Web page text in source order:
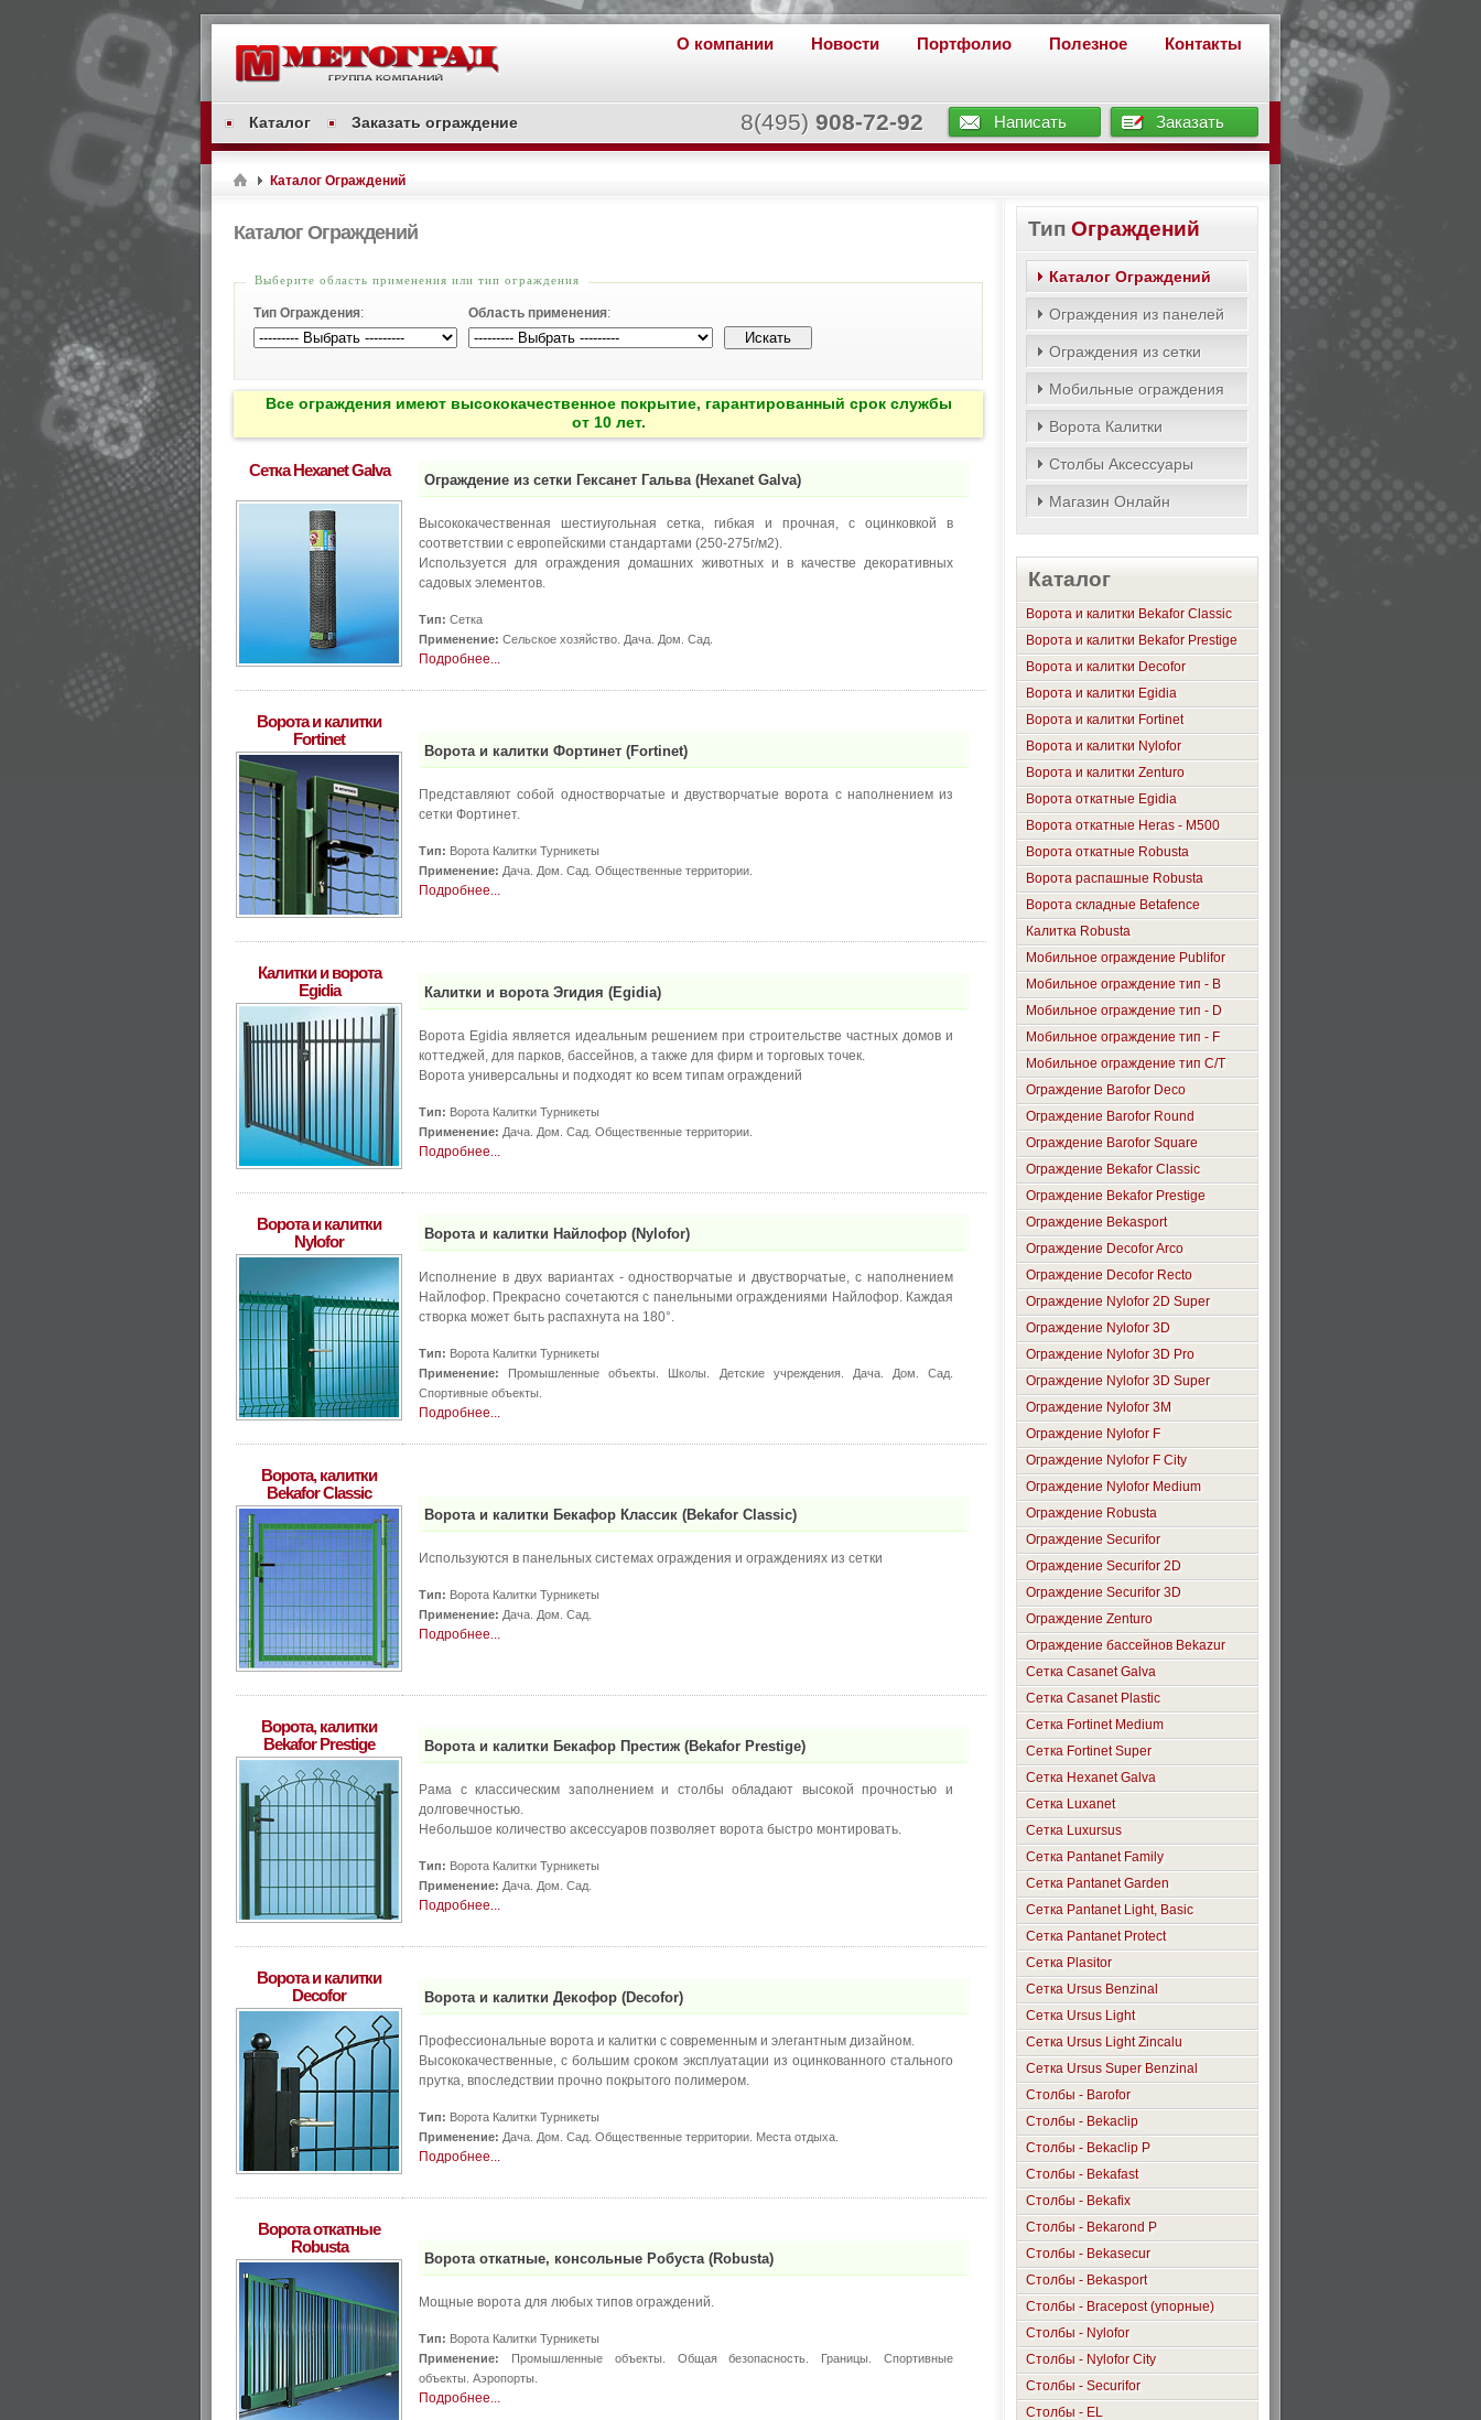
Написать Заказать
8(495) 908-72-92
О компании Новости Портфолио Полезное Контакты
Каталог Заказать ограждение
Каталог Ограждений
Каталог Ограждений
Выберите область применения или тип ограждения
Тип Ограждения: Область применения:
Все ограждения имеют высококачественное покрытие, гарантированный срок службы
от 10 лет.
Сетка Hexanet Galva
Ограждение из сетки Гексанет Гальва (Hexanet Galva)
Высококачественная шестиугольная сетка, гибкая и прочная, с оцинковкой в
соответствии с европейскими стандартами (250-275г/м2).
Используется для ограждения домашних животных и в качестве декоративных
садовых элементов.
Тип: Сетка
Применение: Сельское хозяйство. Дача. Дом. Сад.
Подробнее...
Ворота и калитки
Fortinet
Ворота и калитки Фортинет (Fortinet)
Представляют собой одностворчатые и двустворчатые ворота с наполнением из
сетки Фортинет.
Тип: Ворота Калитки Турникеты
Применение: Дача. Дом. Сад. Общественные территории.
Подробнее...
Калитки и ворота
Egidia
Калитки и ворота Эгидия (Egidia)
Ворота Egidia является идеальным решением при строительстве частных домов и
коттеджей, для парков, бассейнов, а также для фирм и торговых точек.
Ворота универсальны и подходят ко всем типам ограждений
Тип: Ворота Калитки Турникеты
Применение: Дача. Дом. Сад. Общественные территории.
Подробнее...
Ворота и калитки
Nylofor
Ворота и калитки Найлофор (Nylofor)
Исполнение в двух вариантах - одностворчатые и двустворчатые, с наполнением
Найлофор. Прекрасно сочетаются с панельными ограждениями Найлофор. Каждая
створка может быть распахнута на 180°.
Тип: Ворота Калитки Турникеты
Применение: Промышленные объекты. Школы. Детские учреждения. Дача. Дом. Сад.
Спортивные объекты.
Подробнее...
Ворота, калитки
Bekafor Classic
Ворота и калитки Бекафор Классик (Bekafor Classic)
Используются в панельных системах ограждения и ограждениях из сетки
Тип: Ворота Калитки Турникеты
Применение: Дача. Дом. Сад.
Подробнее...
Ворота, калитки
Bekafor Prestige
Ворота и калитки Бекафор Престиж (Bekafor Prestige)
Рама с классическим заполнением и столбы обладают высокой прочностью и
долговечностью.
Небольшое количество аксессуаров позволяет ворота быстро монтировать.
Тип: Ворота Калитки Турникеты
Применение: Дача. Дом. Сад.
Подробнее...
Ворота и калитки
Decofor
Ворота и калитки Декофор (Decofor)
Профессиональные ворота и калитки с современным и элегантным дизайном.
Высококачественные, с большим сроком эксплуатации из оцинкованного стального
прутка, впоследствии прочно покрытого полимером.
Тип: Ворота Калитки Турникеты
Применение: Дача. Дом. Сад. Общественные территории. Места отдыха.
Подробнее...
Ворота откатные
Robusta
Ворота откатные, консольные Робуста (Robusta)
Мощные ворота для любых типов ограждений.
Тип: Ворота Калитки Турникеты
Применение: Промышленные объекты. Общая безопасность. Границы. Спортивные
объекты. Аэропорты.
Подробнее...
Тип Ограждений
Каталог Ограждений
Ограждения из панелей
Ограждения из сетки
Мобильные ограждения
Ворота Калитки
Столбы Аксессуары
Магазин Онлайн
Каталог
Ворота и калитки Bekafor Classic
Ворота и калитки Bekafor Prestige
Ворота и калитки Decofor
Ворота и калитки Egidia
Ворота и калитки Fortinet
Ворота и калитки Nylofor
Ворота и калитки Zenturo
Ворота откатные Egidia
Ворота откатные Heras - М500
Ворота откатные Robusta
Ворота распашные Robusta
Ворота складные Betafence
Калитка Robusta
Мобильное ограждение Publifor
Мобильное ограждение тип - B
Мобильное ограждение тип - D
Мобильное ограждение тип - F
Мобильное ограждение тип C/T
Ограждение Barofor Deco
Ограждение Barofor Round
Ограждение Barofor Square
Ограждение Bekafor Classic
Ограждение Bekafor Prestige
Ограждение Bekasport
Ограждение Decofor Arco
Ограждение Decofor Recto
Ограждение Nylofor 2D Super
Ограждение Nylofor 3D
Ограждение Nylofor 3D Pro
Ограждение Nylofor 3D Super
Ограждение Nylofor 3M
Ограждение Nylofor F
Ограждение Nylofor F City
Ограждение Nylofor Medium
Ограждение Robusta
Ограждение Securifor
Ограждение Securifor 2D
Ограждение Securifor 3D
Ограждение Zenturo
Ограждение бассейнов Bekazur
Сетка Casanet Galva
Сетка Casanet Plastic
Сетка Fortinet Medium
Сетка Fortinet Super
Сетка Hexanet Galva
Сетка Luxanet
Сетка Luxursus
Сетка Pantanet Family
Сетка Pantanet Garden
Сетка Pantanet Light, Basic
Сетка Pantanet Protect
Сетка Plasitor
Сетка Ursus Benzinal
Сетка Ursus Light
Сетка Ursus Light Zincalu
Сетка Ursus Super Benzinal
Столбы - Barofor
Столбы - Bekaclip
Столбы - Bekaclip P
Столбы - Bekafast
Столбы - Bekafix
Столбы - Bekarond P
Столбы - Bekasecur
Столбы - Bekasport
Столбы - Bracepost (упорные)
Столбы - Nylofor
Столбы - Nylofor City
Столбы - Securifor
Столбы - ЕL